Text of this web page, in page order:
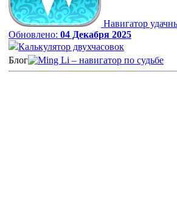
Навигатор
Обновлено: 04 Декабря 2025
Калькулятор двухчасовок
Блог